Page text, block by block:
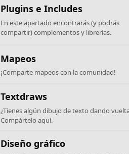
Plugins e Includes
En este apartado encontrarás (y podrás
compartir) complementos y librerías.
Mapeos
¡Comparte mapeos con la comunidad!
Textdraws
¿Tienes algún dibujo de texto dando
Compártelo aquí.
Diseño gráfico